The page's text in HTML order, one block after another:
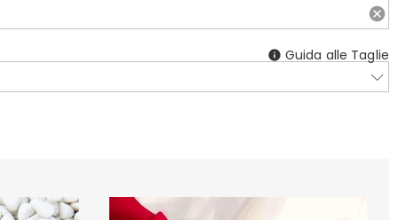
Guida alle Taglie